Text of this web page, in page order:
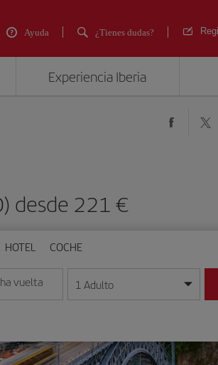
Ayuda ¿Tienes dudas?
Experiencia Iberia
desde 221
HOTEL COCHE
día/mes/año
vuelta
la fecha en formato día/mes/año
1 Adulto